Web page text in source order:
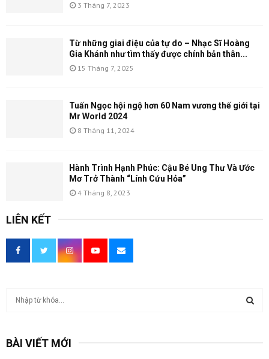
3 Tháng 7, 2023
Từ những giai điệu của tự do – Nhạc Sĩ Hoàng
Gia Khánh như tìm thấy được chính bản thân...
15 Tháng 7, 2025
Tuấn Ngọc hội ngộ hơn 60 Nam vương thế giới tại
Mr World 2024
8 Tháng 11, 2024
Hành Trình Hạnh Phúc: Cậu Bé Ung Thư Và Ước
Mơ Trở Thành “Lính Cứu Hỏa”
4 Tháng 8, 2023
LIÊN KẾT
BÀI VIẾT MỚI